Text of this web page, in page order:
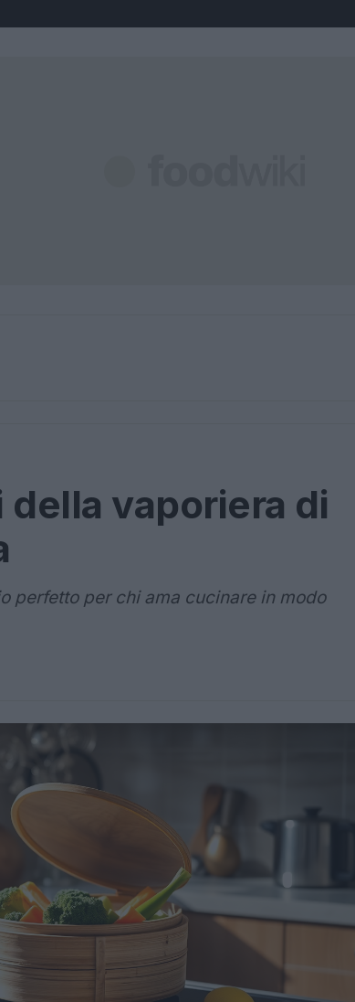
vaporiera di
perfetto per chi ama cucinare in modo